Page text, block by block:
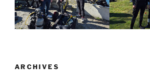
ARCHIVES